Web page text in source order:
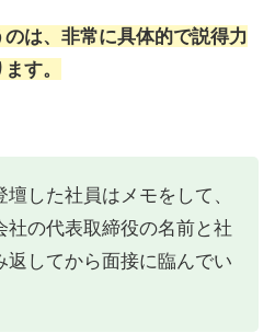
は、非常に具体的で説得力
す。
した社員はメモをして、
社の代表取締役の名前と社
返してから面接に臨んでい